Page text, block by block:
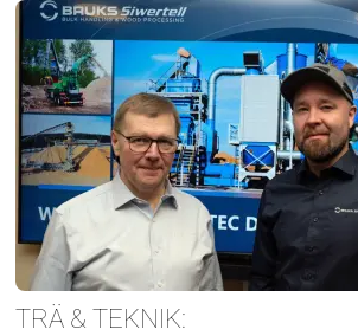
TRÄ & TEKNIK: